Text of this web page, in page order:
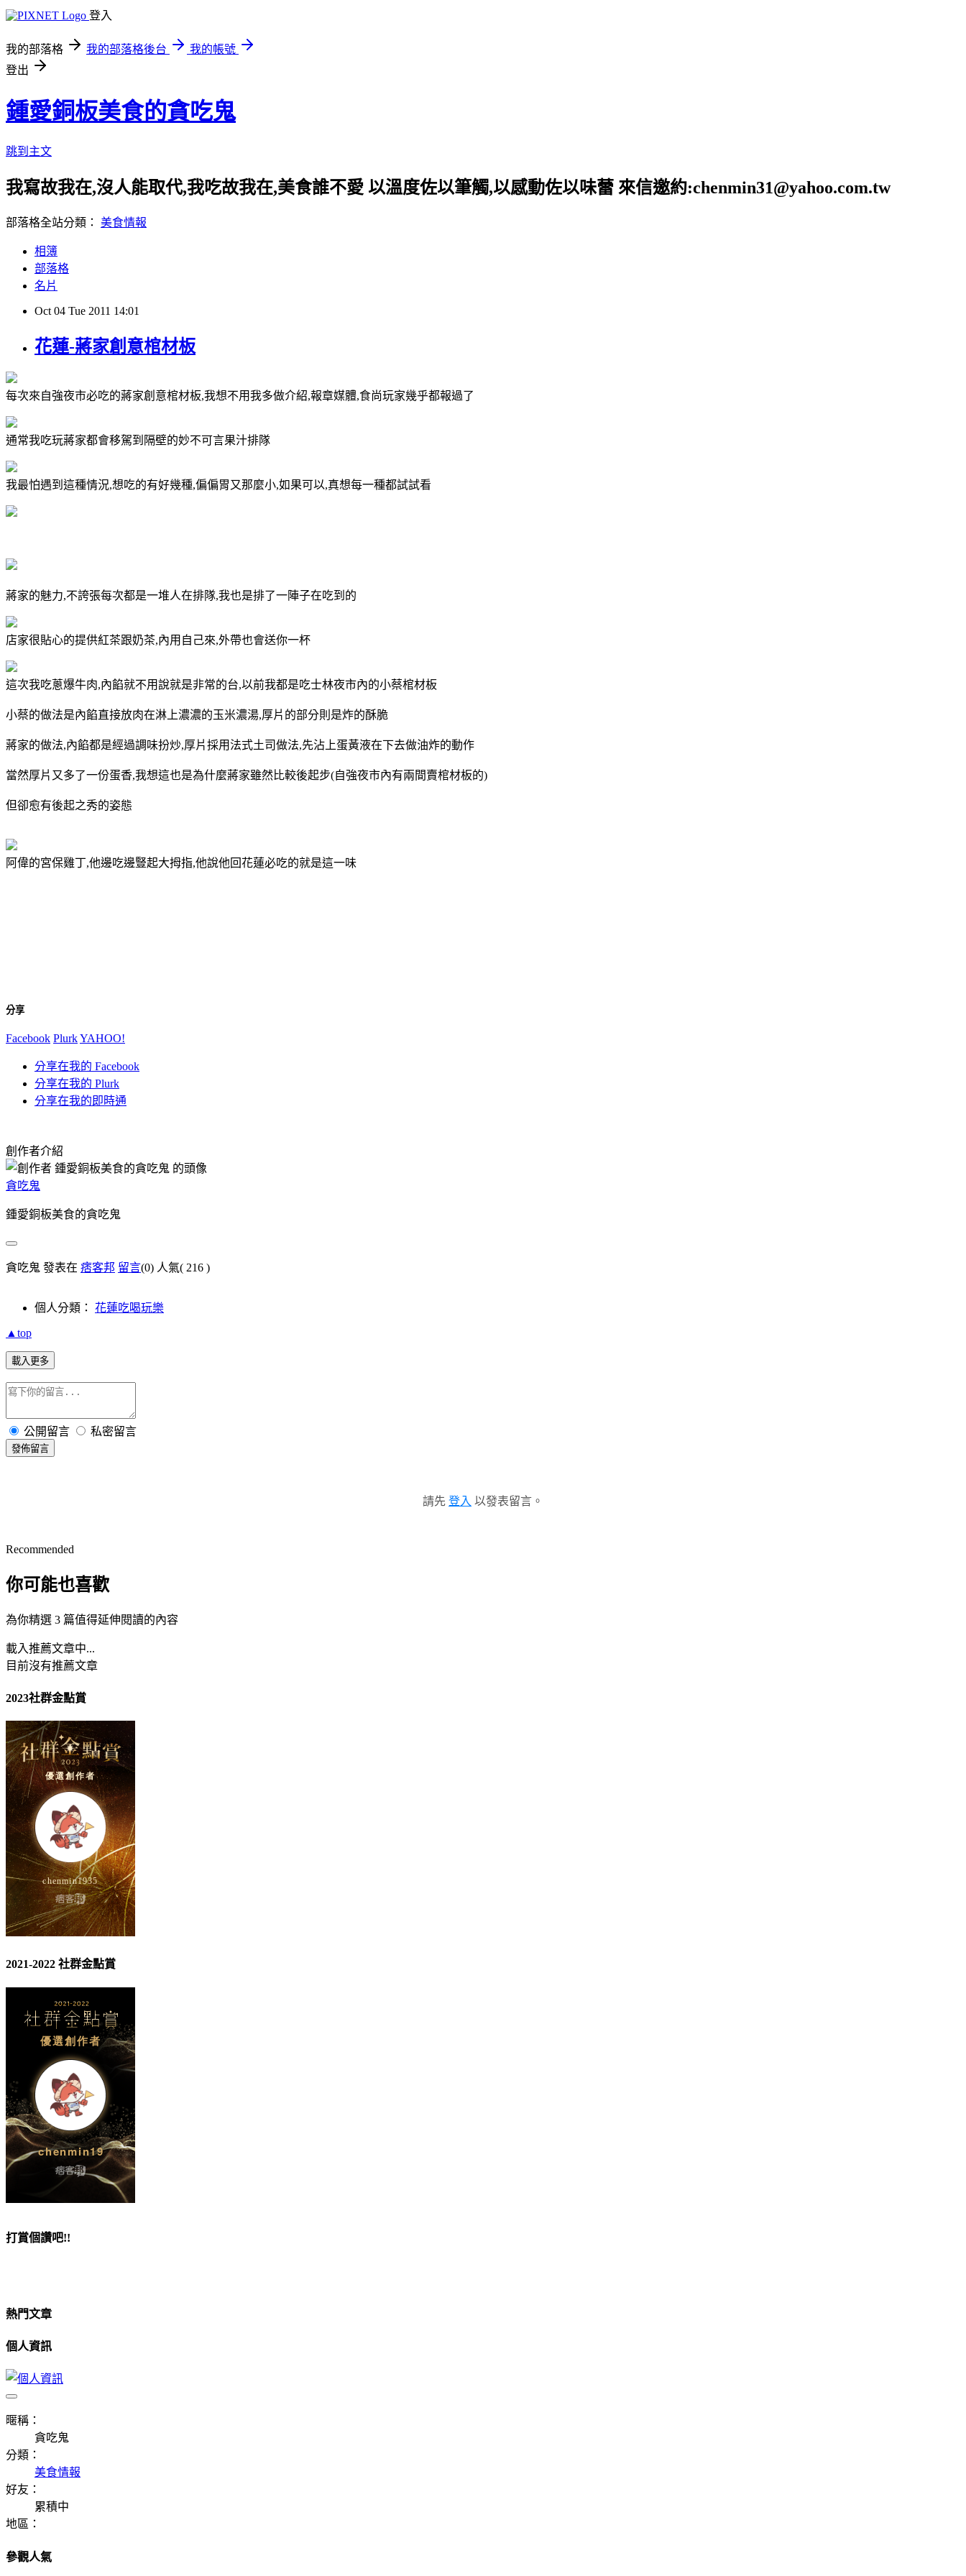
登入
我的部落格 我的部落格後台
我的帳號
登出
鍾愛銅板美食的貪吃鬼
跳到主文
我寫故我在,沒人能取代,我吃故我在,美食誰不愛 以溫度佐以筆觸,以感動佐以味蕾 來信邀約:chenmin31@yahoo.com.tw
部落格全站分類： 美食情報
相簿
部落格
名片
Oct 04 Tue 2011 14:01
花蓮-蔣家創意棺材板
每次來自強夜市必吃的蔣家創意棺材板,我想不用我多做介紹,報章媒體,食尚玩家幾乎都報過了
通常我吃玩蔣家都會移駕到隔壁的妙不可言果汁排隊
我最怕遇到這種情況,想吃的有好幾種,偏偏胃又那麼小,如果可以,真想每一種都試試看
蔣家的魅力,不誇張每次都是一堆人在排隊,我也是排了一陣子在吃到的
店家很貼心的提供紅茶跟奶茶,內用自己來,外帶也會送你一杯
這次我吃蔥爆牛肉,內餡就不用說就是非常的台,以前我都是吃士林夜市內的小蔡棺材板
小蔡的做法是內餡直接放肉在淋上濃濃的玉米濃湯,厚片的部分則是炸的酥脆
蔣家的做法,內餡都是經過調味扮炒,厚片採用法式土司做法,先沾上蛋黃液在下去做油炸的動作
當然厚片又多了一份蛋香,我想這也是為什麼蔣家雖然比較後起步(自強夜市內有兩間賣棺材板的)
但卻愈有後起之秀的姿態
阿偉的宮保雞丁,他邊吃邊豎起大拇指,他說他回花蓮必吃的就是這一味
分享
Facebook PlurkYAHOO!
分享在我的 Facebook
分享在我的 Plurk
分享在我的即時通
創作者介紹
貪吃鬼
鍾愛銅板美食的貪吃鬼
貪吃鬼 發表在 痞客邦 留言(0) 人氣( 216 )
個人分類： 花蓮吃喝玩樂
▲top
載入更多
公開留言 私密留言
發佈留言
請先 登入 以發表留言。
Recommended
你可能也喜歡
為你精選 3 篇值得延伸閱讀的內容
載入推薦文章中...
目前沒有推薦文章
2023社群金點賞
2021-2022 社群金點賞
打賞個讚吧!!
熱門文章
個人資訊
暱稱：
貪吃鬼
分類：
美食情報
好友：
累積中
地區：
參觀人氣